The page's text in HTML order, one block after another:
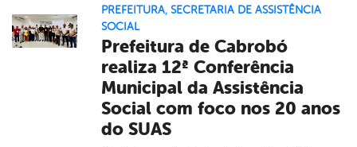
PREFEITURA, SECRETARIA DE ASSISTÊNCIA
SOCIAL
Prefeitura de Cabrobó
realiza 12ª Conferência
Municipal da Assistência
Social com foco nos 20 anos
do SUAS